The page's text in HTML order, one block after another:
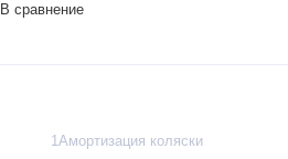
В сравнение
1Амортизация коляски